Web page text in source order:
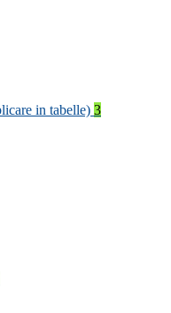
in tabelle) 3